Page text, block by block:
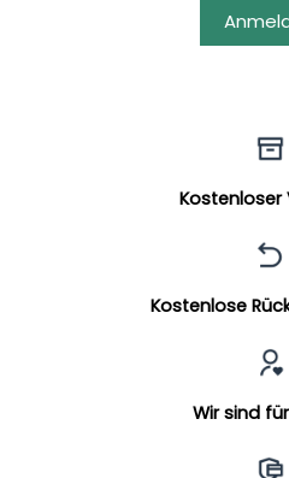
Kostenloser
Kostenlose
Wir sind